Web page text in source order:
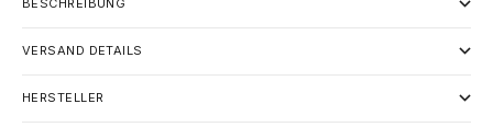
BESCHREIBUNG
VERSAND DETAILS
HERSTELLER